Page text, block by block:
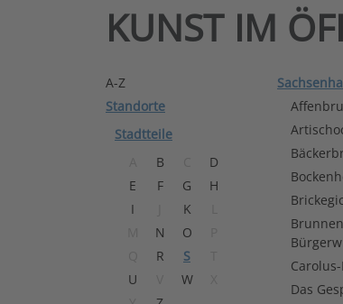
KUNST IM
A-Z
Standorte
Stadtteile
B
D
E
F G
H
I
K
N O
R S
U
W
Das